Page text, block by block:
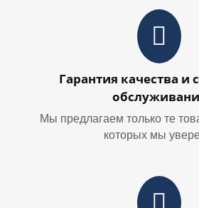
Гарантия качества и
Мы предлагаем только те
которых мы